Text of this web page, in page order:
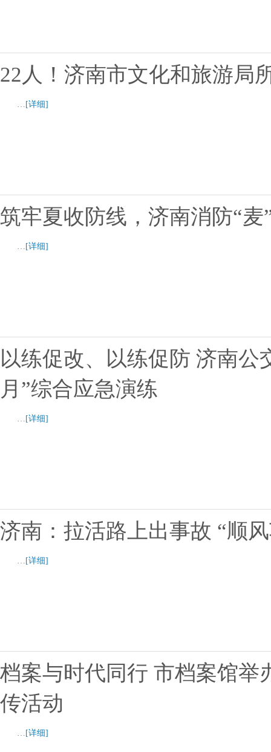
22人！济南市文化和旅游局
… [详细]
筑牢夏收防线，济南消防“麦
… [详细]
以练促改、以练促防 济南公
月”综合应急演练
… [详细]
济南：拉活路上出事故 “顺
… [详细]
档案与时代同行 市档案馆举
传活动
… [详细]